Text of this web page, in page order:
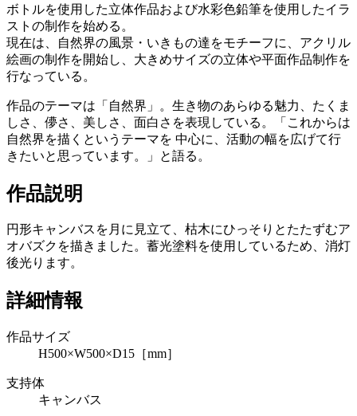
ボトルを使用した立体作品および水彩色鉛筆を使用したイラ
ストの制作を始める。
現在は、自然界の風景・いきもの達をモチーフに、アクリル
絵画の制作を開始し、大きめサイズの立体や平面作品制作を
行なっている。
作品のテーマは「自然界」。生き物のあらゆる魅力、たくま
しさ、儚さ、美しさ、面白さを表現している。「これからは
自然界を描くというテーマを 中心に、活動の幅を広げて行
きたいと思っています。」と語る。
作品説明
円形キャンバスを月に見立て、枯木にひっそりとたたずむア
オバズクを描きました。蓄光塗料を使用しているため、消灯
後光ります。
詳細情報
作品サイズ
H500×W500×D15［mm］
支持体
キャンバス